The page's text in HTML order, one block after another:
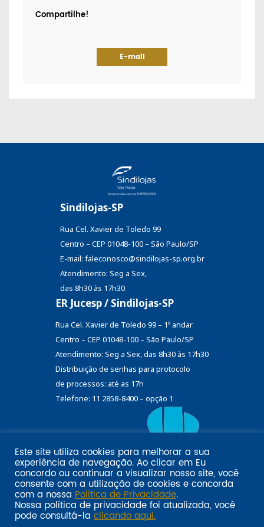
Compartilhe!
E-mail
Sindilojas-SP
Rua Cel. Xavier de Toledo 99
Centro – CEP 01048-100 – São Paulo/SP
E-mail: faleconosco@sindilojas-sp.org.br
Atendimento: Seg a Sex,
das 8h30 às 17h30
ER Jucesp / Sindilojas-SP
Rua Cel. Xavier de Toledo 99 – 1º andar
Centro – CEP 01048-100 – São Paulo/SP
Atendimento: Seg a Sex, das 8h30 às 17h30
Distribuição de senhas para protocolo
de processos: até as 17h
Telefone: 11 2858-8400 – opção 1
Email marketing por:
Pol�tica de privacidade SINDILOJAS-SPAcesse aqui
Este site utiliza cookies para melhorar a sua
experiência de navegação. Ao clicar em Eu
concordo ou continuar a visualizar nosso site, você
consente com a utilização de cookies e concorda
com a nossa Política de Privacidade.
Nossa política de privacidade foi atualizada, você
pode consultá-la clicando aqui.